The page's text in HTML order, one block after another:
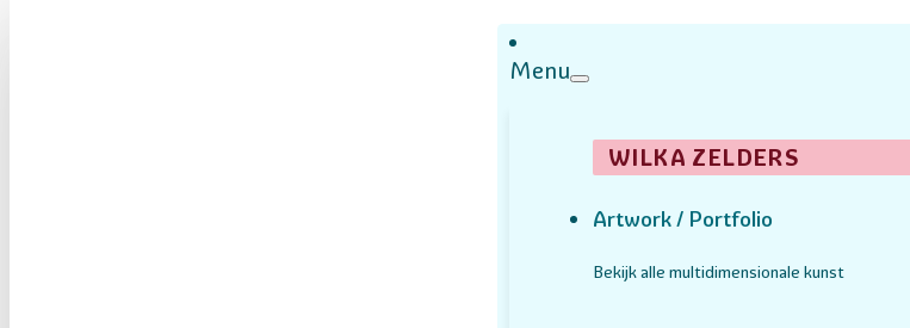
Menu
WILKA ZELDERS
Artwork / Portfolio
Bekijk alle multidimensionale kunst